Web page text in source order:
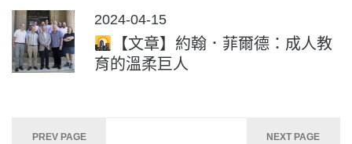
POSTED
ON
2024-04-15
【文章】約翰．菲爾德：成人教
育的溫柔巨人
文PREV PAGE NEXT PAGE